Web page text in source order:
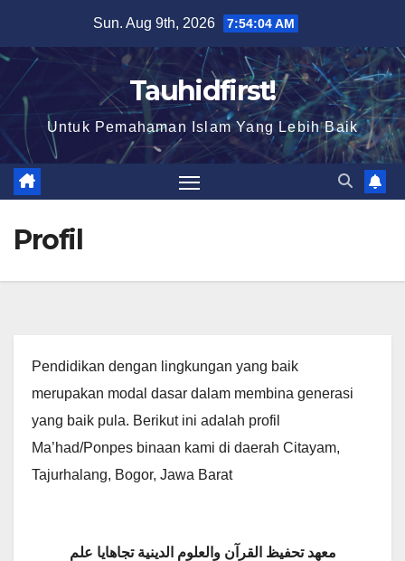
content
Sun. Aug 9th, 2026 7:54:05 AM
Tauhidfirst!
Untuk Pemahaman Islam Yang Lebih Baik
Profil
Pendidikan dengan lingkungan yang baik
merupakan modal dasar dalam membina generasi
yang baik pula. Berikut ini adalah profil
Ma’had/Ponpes binaan kami di daerah Citayam,
Tajurhalang, Bogor, Jawa Barat
معهد تحفيظ القرآن والعلوم الدينية تجاهايا علم